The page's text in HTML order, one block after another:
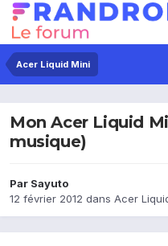
Acer Liquid Mini
Mon Acer Liquid
musique)
Par Sayuto
12 février 2012 dans Acer